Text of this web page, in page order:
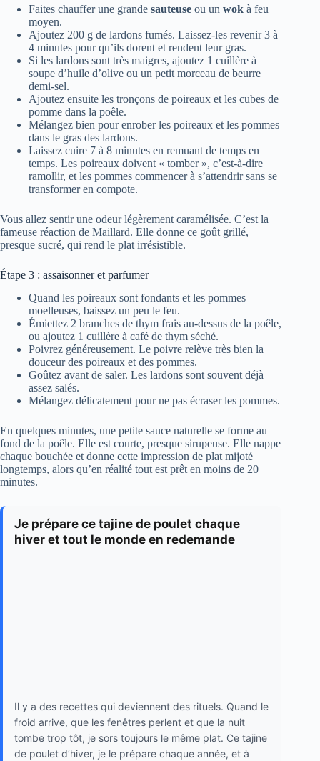
Faites chauffer une grande sauteuse ou un wok à feu
moyen.
Ajoutez 200 g de lardons fumés. Laissez-les revenir 3 à
4 minutes pour qu’ils dorent et rendent leur gras.
Si les lardons sont très maigres, ajoutez 1 cuillère à
soupe d’huile d’olive ou un petit morceau de beurre
demi-sel.
Ajoutez ensuite les tronçons de poireaux et les cubes de
pomme dans la poêle.
Mélangez bien pour enrober les poireaux et les pommes
dans le gras des lardons.
Laissez cuire 7 à 8 minutes en remuant de temps en
temps. Les poireaux doivent « tomber », c’est-à-dire
ramollir, et les pommes commencer à s’attendrir sans se
transformer en compote.
Vous allez sentir une odeur légèrement caramélisée. C’est la
fameuse réaction de Maillard. Elle donne ce goût grillé,
presque sucré, qui rend le plat irrésistible.
Étape 3 : assaisonner et parfumer
Quand les poireaux sont fondants et les pommes
moelleuses, baissez un peu le feu.
Émiettez 2 branches de thym frais au-dessus de la poêle,
ou ajoutez 1 cuillère à café de thym séché.
Poivrez généreusement. Le poivre relève très bien la
douceur des poireaux et des pommes.
Goûtez avant de saler. Les lardons sont souvent déjà
assez salés.
Mélangez délicatement pour ne pas écraser les pommes.
En quelques minutes, une petite sauce naturelle se forme au
fond de la poêle. Elle est courte, presque sirupeuse. Elle nappe
chaque bouchée et donne cette impression de plat mijoté
longtemps, alors qu’en réalité tout est prêt en moins de 20
minutes.
Je prépare ce tajine de poulet chaque
hiver et tout le monde en redemande
Il y a des recettes qui deviennent des rituels. Quand le
froid arrive, que les fenêtres perlent et que la nuit
tombe trop tôt, je sors toujours le même plat. Ce tajine
de poulet d’hiver, je le prépare chaque année, et à